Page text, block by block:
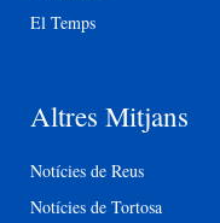
El Temps
Altres Mitjans
Notícies de Reus
Notícies de Tortosa